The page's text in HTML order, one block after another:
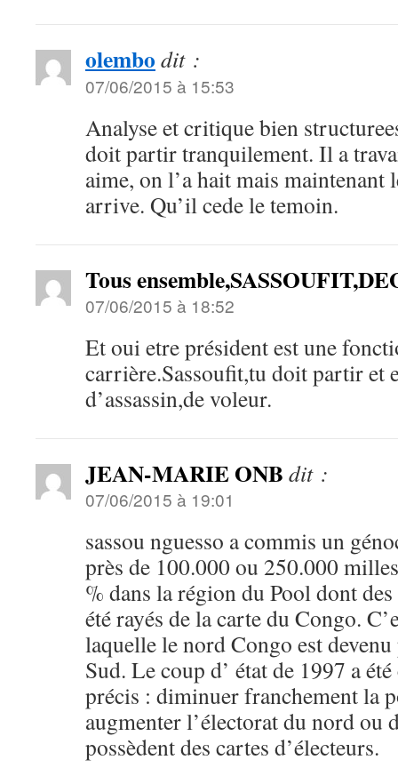
olembo dit :
07/06/2015 à 15:53
Analyse et critique bien
doit partir tranquilement. Il a
aime, on l’a hait mais maintenant
arrive. Qu’il cede le temoin.
Tous
07/06/2015 à 18:52
Et oui etre président est une
carrière.Sassoufit,tu doit partir et
d’assassin,de voleur.
JEAN-MARIE ONB dit :
07/06/2015 à 19:01
sassou nguesso a commis un
près de 100.000 ou 250.000
% dans la région du Pool dont
été rayés de la carte du Congo.
laquelle le nord Congo est
Sud. Le coup d’ état de 1997 a
précis : diminuer franchement la
augmenter l’électorat du nord ou
possèdent des cartes d’électeurs.